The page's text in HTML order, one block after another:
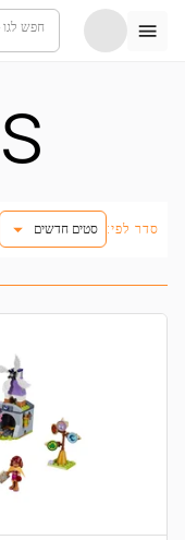
חפש
סדר לפי: סטים חדשים